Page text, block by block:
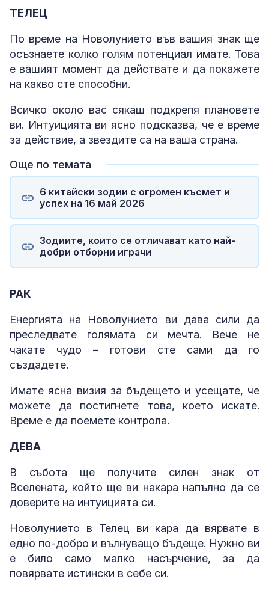
ТЕЛЕЦ
По време на Новолунието във вашия знак ще
осъзнаете колко голям потенциал имате. Това
е вашият момент да действате и да покажете
на какво сте способни.
Всичко около вас сякаш подкрепя плановете
ви. Интуицията ви ясно подсказва, че е време
за действие, а звездите са на ваша страна.
Още по темата
6 китайски зодии с огромен късмет и
успех на 16 май 2026
Зодиите, които се отличават като най-
добри отборни играчи
РАК
Енергията на Новолунието ви дава сили да
преследвате голямата си мечта. Вече не
чакате чудо – готови сте сами да го
създадете.
Имате ясна визия за бъдещето и усещате, че
можете да постигнете това, което искате.
Време е да поемете контрола.
ДЕВА
В събота ще получите силен знак от
Вселената, който ще ви накара напълно да се
доверите на интуицията си.
Новолунието в Телец ви кара да вярвате в
едно по-добро и вълнуващо бъдеще. Нужно ви
е било само малко насърчение, за да
повярвате истински в себе си.